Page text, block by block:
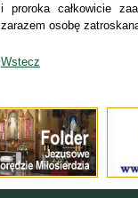
i proroka całkowicie
zarazem osobę
Wstecz